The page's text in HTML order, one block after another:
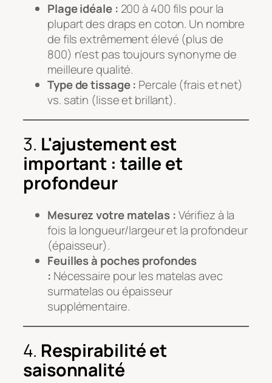
Plage idéale : 200 à 400 fils pour la
plupart des draps en coton. Un nombre
de fils extrêmement élevé (plus de
800) n'est pas toujours synonyme de
meilleure qualité.
Type de tissage : Percale (frais et net)
vs. satin (lisse et brillant).
3. L'ajustement est
important : taille et
profondeur
Mesurez votre matelas :Vérifiez à la
fois la longueur/largeur et la profondeur
(épaisseur).
Feuilles à poches profondes
: Nécessaire pour les matelas avec
surmatelas ou épaisseur
supplémentaire.
4. Respirabilité et
saisonnalité